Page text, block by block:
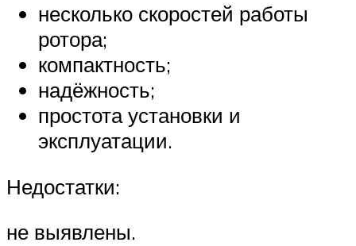
несколько скоростей работы
ротора;
компактность;
надёжность;
простота установки и
эксплуатации.
Недостатки:
не выявлены.